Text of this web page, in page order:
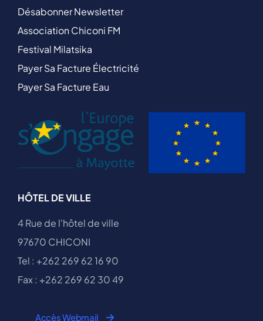
Désabonner Newsletter
Association Chiconi FM
Festival Milatsika
Payer Sa Facture Électricité
Payer Sa Facture Eau
HÔTEL DE VILLE
4 Rue de l'hôtel de ville
97670 CHICONI
Tel : +262 269 62 16 90
Fax : +262 269 62 30 49
Accès Webmail